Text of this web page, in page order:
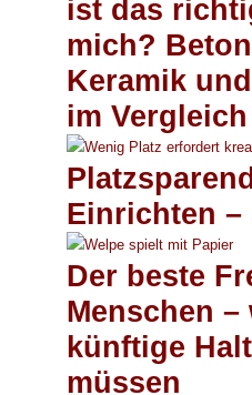
ist das
mich?
Keramik
im Vergleich
Einrichten –
Der beste
Menschen –
künftige
müssen